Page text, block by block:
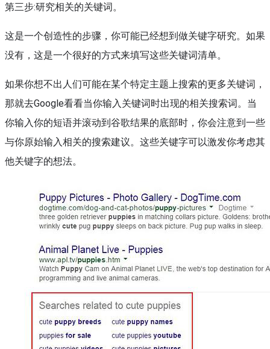
第三步:研究相关的关键词。
这是一个创造性的步骤，你可能已经想到做关键字研究。如果
没有，这是一个很好的方式来填写这些关键词清单。
如果你想不出人们可能在某个特定主题上搜索的更多关键词，
那就去Google看看当你输入关键词时出现的相关搜索词。当
你输入你的短语并滚动到谷歌结果的底部时，你会注意到一些
与你原始输入相关的搜索建议。这些关键字可以激发你考虑其
他关键字的想法。